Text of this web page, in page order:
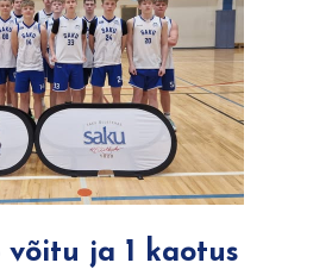
võitu ja 1 kaotus